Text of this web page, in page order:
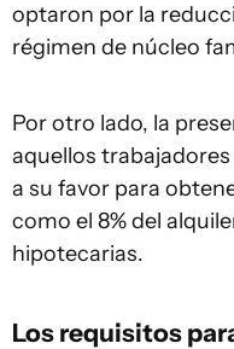
optaron por la
régimen de núcleo
Por otro lado, la
aquellos
a su favor para
como el 8% del
hipotecarias.
Los requisitos